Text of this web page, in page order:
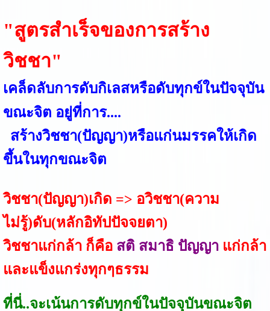
"สูตรสำเร็จของการสร้าง
วิชชา"
เคล็ดลับการดับกิเลสหรือดับทุกข์ในปัจจุบัน
ขณะจิต อยู่ที่การ....
สร้างวิชชา(ปัญญา)หรือแก่นมรรคให้เกิด
ขึ้นในทุกขณะจิต
วิชชา(ปัญญา)เกิด => อวิชชา(ความ
ไม่รู้)ดับ(หลักอิทัปปัจจยตา)
วิชชาแก่กล้า ก็คือ สติ สมาธิ ปัญญาแก่กล้า
และแข็งแกร่งทุกๆธรรม
ที่นี่..จะเน้นการดับทุกข์ในปัจจุบันขณะจิต